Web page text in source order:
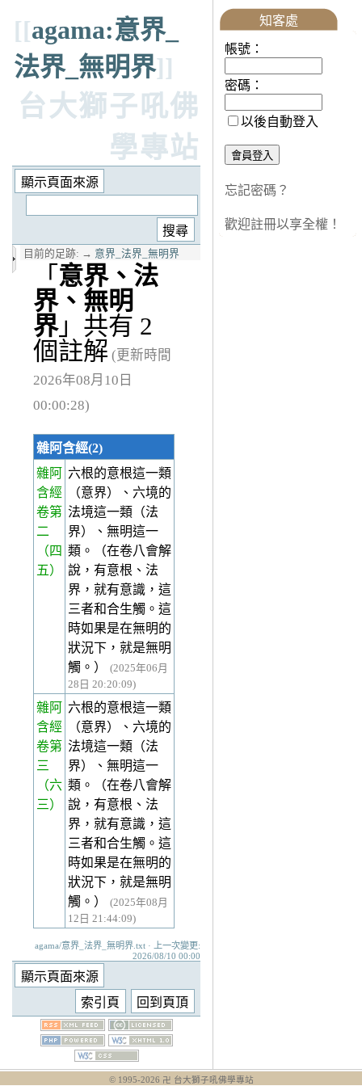
[[agama:意界_
法界_無明界]]
台大獅子吼佛
學專站
目前的足跡: → 意界_法界_無明界
「 意界、法
界、無明
界」共有 2
個註解 (更新時間
2026年08月10日
00:00:28)
雜阿含經(2)
雜阿
含經
卷第
二
（四
五）
六根的意根這一類
（意界）、六境的
法境這一類（法
界）、無明這一
類。（在卷八會解
說，有意根、法
界，就有意識，這
三者和合生觸。這
時如果是在無明的
狀況下，就是無明
觸。）
(2025年06月
28日 20:20:09)
雜阿
含經
卷第
三
（六
三）
六根的意根這一類
（意界）、六境的
法境這一類（法
界）、無明這一
類。（在卷八會解
說，有意根、法
界，就有意識，這
三者和合生觸。這
時如果是在無明的
狀況下，就是無明
觸。）
(2025年08月
12日 21:44:09)
agama/意界_法界_無明界.txt · 上一次變更:
2026/08/10 00:00
知客處
帳號：
密碼：
以後自動登入
忘記密碼？
歡迎註冊以享全權！
© 1995-2026 卍 台大獅子吼佛學專站